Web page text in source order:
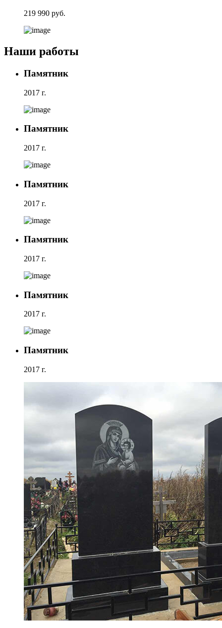
219 990 руб.
Наши работы
Памятник
2017 г.
Памятник
2017 г.
Памятник
2017 г.
Памятник
2017 г.
Памятник
2017 г.
Памятник
2017 г.